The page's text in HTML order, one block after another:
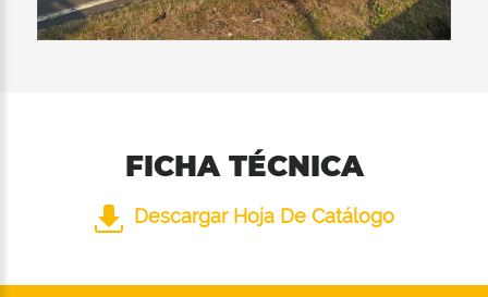
FICHA TÉCNICA
Descargar Hoja De Catálogo